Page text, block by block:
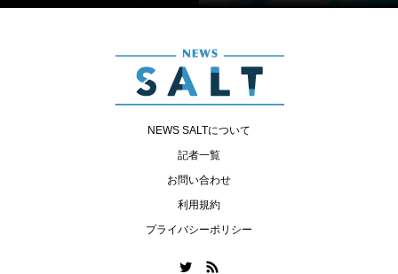
NEWS SALTについて
記者一覧
お問い合わせ
利用規約
プライバシーポリシー